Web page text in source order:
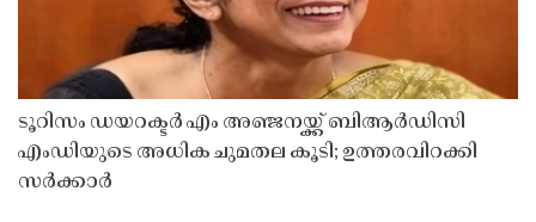
ടൂറിസം ഡയറക്ടർ എം അഞ്ജനയ്ക്ക് ബിആർഡിസി
എംഡിയുടെ അധിക ചുമതല കൂടി; ഉത്തരവിറക്കി
സർക്കാർ